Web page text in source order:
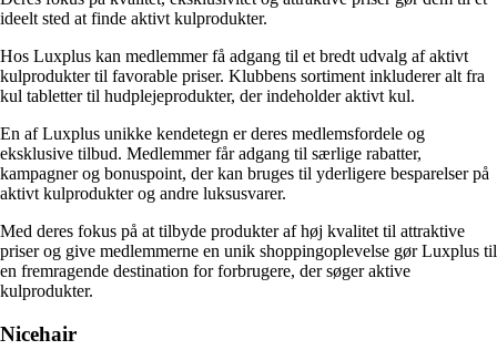
ideelt sted at finde aktivt kulprodukter.
Hos Luxplus kan medlemmer få adgang til et bredt udvalg af aktivt
kulprodukter til favorable priser. Klubbens sortiment inkluderer alt fra
kul tabletter til hudplejeprodukter, der indeholder aktivt kul.
En af Luxplus unikke kendetegn er deres medlemsfordele og
eksklusive tilbud. Medlemmer får adgang til særlige rabatter,
kampagner og bonuspoint, der kan bruges til yderligere besparelser på
aktivt kulprodukter og andre luksusvarer.
Med deres fokus på at tilbyde produkter af høj kvalitet til attraktive
priser og give medlemmerne en unik shoppingoplevelse gør Luxplus til
en fremragende destination for forbrugere, der søger aktive
kulprodukter.
Nicehair